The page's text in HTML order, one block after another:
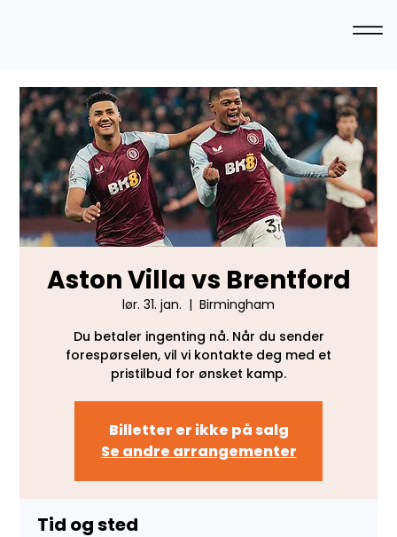
Aston Villa vs Brentford
lør. 31. jan.
  |
Birmingham
Du betaler ingenting nå. Når du sender
forespørselen, vil vi kontakte deg med et
pristilbud for ønsket kamp.
Billetter er ikke på salg
Se andre arrangementer
Tid og sted